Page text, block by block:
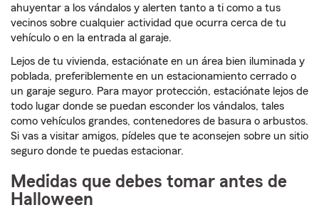
ahuyentar a los vándalos y alerten tanto a ti como a tus
vecinos sobre cualquier actividad que ocurra cerca de tu
vehículo o en la entrada al garaje.
Lejos de tu vivienda, estaciónate en un área bien iluminada y
poblada, preferiblemente en un estacionamiento cerrado o
un garaje seguro. Para mayor protección, estaciónate lejos de
todo lugar donde se puedan esconder los vándalos, tales
como vehículos grandes, contenedores de basura o arbustos.
Si vas a visitar amigos, pídeles que te aconsejen sobre un sitio
seguro donde te puedas estacionar.
Medidas que debes tomar antes de
Halloween